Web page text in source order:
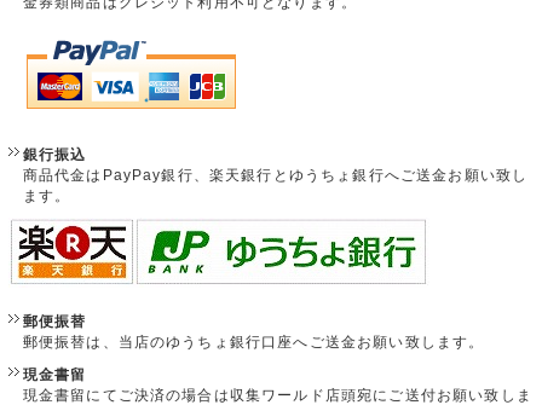
銀行振込
商品代金はPayPay銀行、楽天銀行とゆうちょ銀行へご送金お願い致し
ます。
郵便振替
郵便振替は、当店のゆうちょ銀行口座へご送金お願い致します。
現金書留
現金書留にてご決済の場合は収集ワールド店頭宛にご送付お願い致しま